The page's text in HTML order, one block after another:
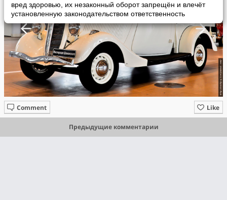
вред здоровью, их незаконный оборот запрещён и влечёт
установленную законодательством ответственность
Like
Comment
Предыдущие комментарии